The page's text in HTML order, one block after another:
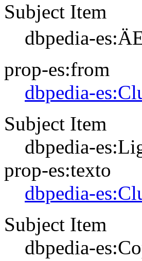
Subject Item
dbpedia-
prop-es:from
dbpedia-
Subject Item
dbpedia-
prop-es:texto
dbpedia-
Subject Item
dbpedia-